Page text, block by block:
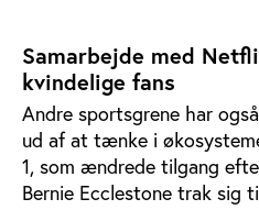
Samarbejde med
kvindelige fans
Andre sportsgrene har
ud af at tænke i
1, som ændrede tilgang
Bernie Ecclestone trak sig